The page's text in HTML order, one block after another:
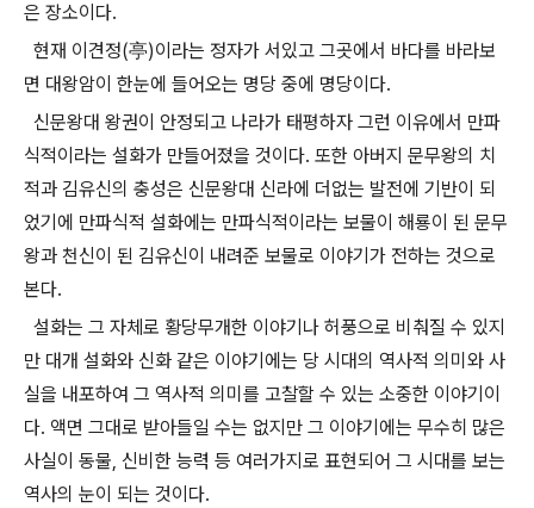
은 장소이다.
현재 이견정(亭)이라는 정자가 서있고 그곳에서 바다를 바라보
면 대왕암이 한눈에 들어오는 명당 중에 명당이다.
신문왕대 왕권이 안정되고 나라가 태평하자 그런 이유에서 만파
식적이라는 설화가 만들어졌을 것이다. 또한 아버지 문무왕의 치
적과 김유신의 충성은 신문왕대 신라에 더없는 발전에 기반이 되
었기에 만파식적 설화에는 만파식적이라는 보물이 해룡이 된 문무
왕과 천신이 된 김유신이 내려준 보물로 이야기가 전하는 것으로
본다.
설화는 그 자체로 황당무개한 이야기나 허풍으로 비춰질 수 있지
만 대개 설화와 신화 같은 이야기에는 당 시대의 역사적 의미와 사
실을 내포하여 그 역사적 의미를 고찰할 수 있는 소중한 이야기이
다. 액면 그대로 받아들일 수는 없지만 그 이야기에는 무수히 많은
사실이 동물, 신비한 능력 등 여러가지로 표현되어 그 시대를 보는
역사의 눈이 되는 것이다.